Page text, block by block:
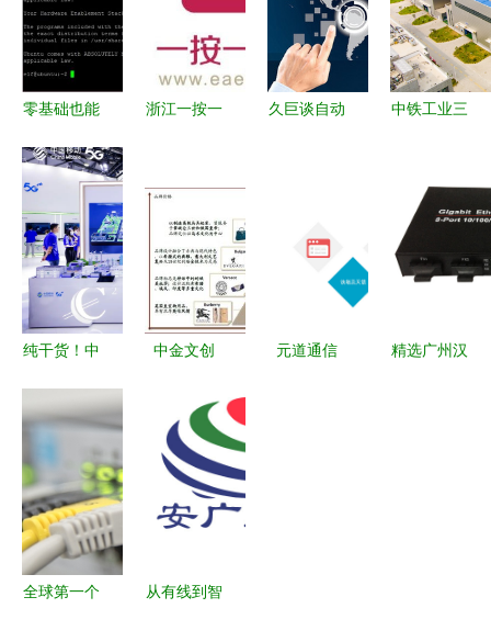
零基础也能
网络服务搭
建与使用指
南
浙江一按一
久巨谈自动
会是世界制
造业中心
中铁工业三
信部智能制
造示范工厂
及优秀场景
网络服务新
纯干货！中
MWC2023
上海展讲了
啥？网络服
务篇全解析
中金文创
实力崛起的
网络服务新
引擎
元道通信
精选广州汉
全球第一个
从有线到智